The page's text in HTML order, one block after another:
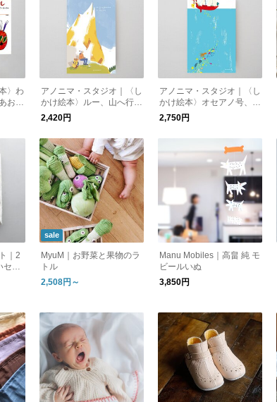
〉わ
おむ
アノニマ・スタジオ｜〈し
かけ絵本〉ルー、山へ行く
［メール便］
2,420円
アノニマ・スタジオ｜〈し
かけ絵本〉オセアノ号、海
へ！［メール便］
2,750円
｜2
セッ
トカ
sale
MyuM｜お野菜と果物のラ
トル
2,508円～
Manu Mobiles｜高畠 純 モ
ビールいぬ
3,850円